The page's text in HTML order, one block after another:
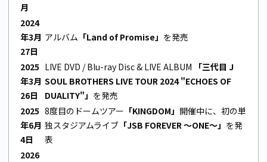
月
2024
年3月
27日
アルバム 「Land of Promise」 を発売
2025
年3月
26日
LIVE DVD / Blu-ray Disc & LIVE ALBUM
「三代目 J
SOUL BROTHERS LIVE TOUR 2024 "ECHOES OF
DUALITY"」 を発売
2025
年6月
4日
8度目のドームツアー 「KINGDOM」 開催中に、初の単
独スタジアムライブ 「JSB FOREVER ～ONE～」 を発
表
2026